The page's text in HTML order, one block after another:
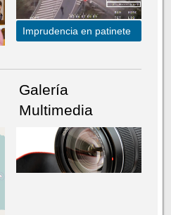
Imprudencia en patinete
Galería
Multimedia